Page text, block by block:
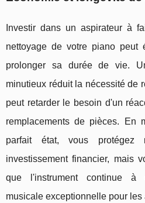
Investir dans un aspirateur à
nettoyage de votre piano peut
prolonger sa durée de vie.
minutieux réduit la nécessité de
peut retarder le besoin d'un
remplacements de pièces. En
parfait état, vous protégez
investissement financier, mais
que l'instrument continue à
musicale exceptionnelle pour les